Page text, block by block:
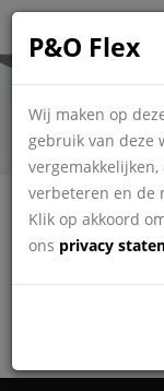
Dank voor het
een bevestiging
P&O Flex
Wij maken op
gebruik van deze
verbeteren en de
Klik op akkoord
ons privacy